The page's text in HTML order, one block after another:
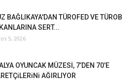
BAĞLIKAYA'DAN TÜROFED VE TÜROB
SERT...
5, 2026
OYUNCAK MÜZESİ, 7’DEN 70’E
AĞIRLIYOR